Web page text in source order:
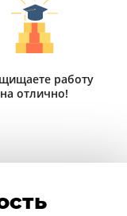
работу
на отлично!